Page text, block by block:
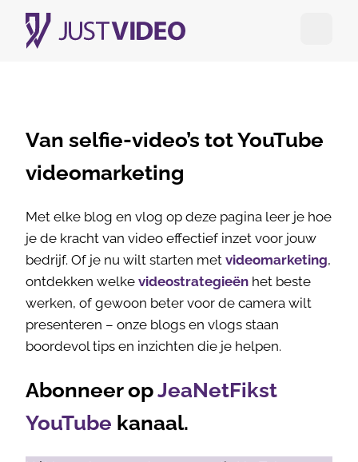
Van selfie-video’s tot YouTube
videomarketing
Met elke blog en vlog op deze pagina leer je hoe
je de kracht van video effectief inzet voor jouw
bedrijf. Of je nu wilt starten met videomarketing,
ontdekken welke videostrategieën het beste
werken, of gewoon beter voor de camera wilt
presenteren – onze blogs en vlogs staan
boordevol tips en inzichten die je helpen.
Abonneer opJeaNetFikst
YouTube kanaal.